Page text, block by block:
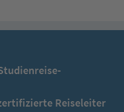
Reiseleiter